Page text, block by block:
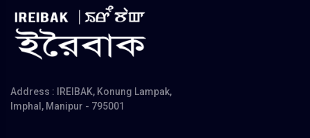
Address : IREIBAK, Konung Lampak,
Imphal, Manipur - 795001